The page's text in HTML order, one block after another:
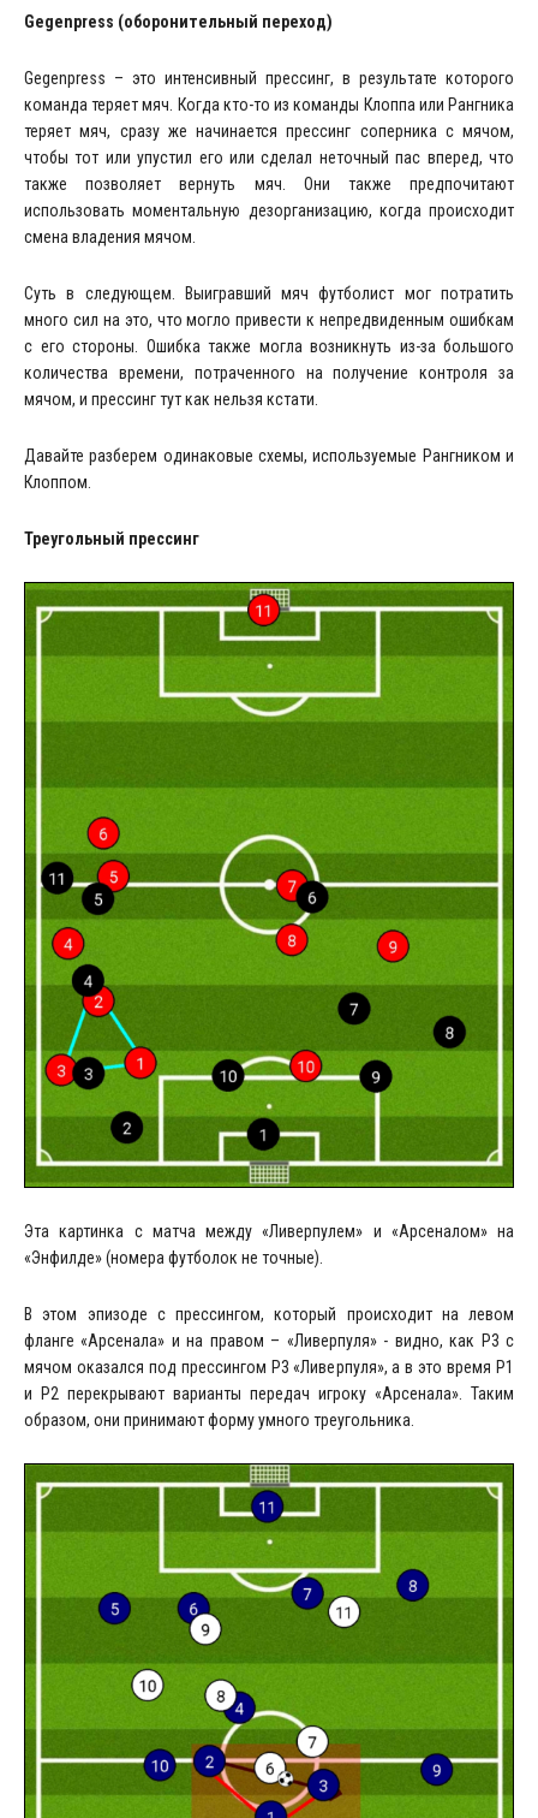
Gegenpress (оборонительный переход)
Gegenpress – это интенсивный прессинг, в результате которого
команда теряет мяч. Когда кто-то из команды Клоппа или Рангника
теряет мяч, сразу же начинается прессинг соперника с мячом,
чтобы тот или упустил его или сделал неточный пас вперед, что
также позволяет вернуть мяч. Они также предпочитают
использовать моментальную дезорганизацию, когда происходит
смена владения мячом.
Суть в следующем. Выигравший мяч футболист мог потратить
много сил на это, что могло привести к непредвиденным ошибкам
с его стороны. Ошибка также могла возникнуть из-за большого
количества времени, потраченного на получение контроля за
мячом, и прессинг тут как нельзя кстати.
Давайте разберем одинаковые схемы, используемые Рангником и
Клоппом.
Треугольный прессинг
Эта картинка с матча между «Ливерпулем» и «Арсеналом» на
«Энфилде» (номера футболок не точные).
В этом эпизоде с прессингом, который происходит на левом
фланге «Арсенала» и на правом – «Ливерпуля» - видно, как P3 с
мячом оказался под прессингом P3 «Ливерпуля», а в это время P1
и P2 перекрывают варианты передач игроку «Арсенала». Таким
образом, они принимают форму умного треугольника.